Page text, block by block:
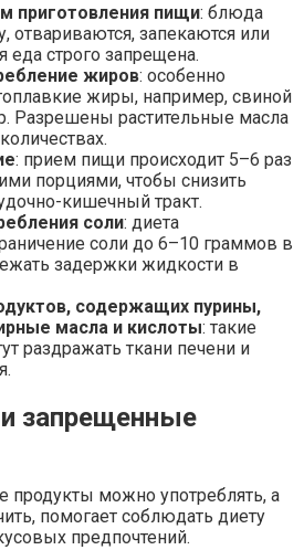
пищи: блюда
отвариваются, запекаются или
еда строго запрещена.
жиров: особенно
жиры, например, свиной
Разрешены растительные масла
: прием пищи происходит 5–6 раз
порциями, чтобы снизить
кишечный тракт.
соли: диета
соли до 6–10 граммов в
задержки жидкости в
содержащих пурины,
масла и кислоты: такие
раздражать ткани печени и
запрещенные
продукты можно употреблять, а
помогает соблюдать диету
предпочтений.